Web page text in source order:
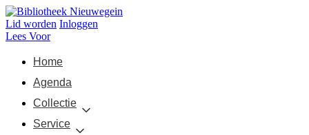
Lid worden Inloggen
Lees Voor
Home
Agenda
Collectie
Service